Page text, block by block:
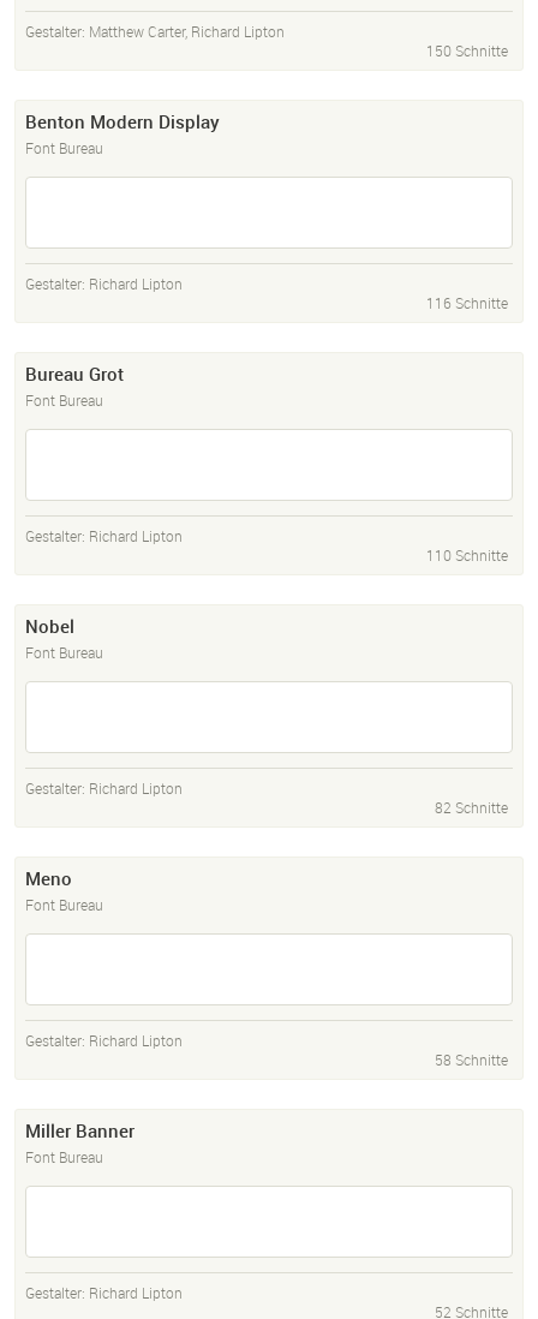
Gestalter: Matthew Carter, Richard Lipton
150 Schnitte
Benton Modern Display
Font Bureau
Gestalter: Richard Lipton
116 Schnitte
Bureau Grot
Font Bureau
Gestalter: Richard Lipton
110 Schnitte
Nobel
Font Bureau
Gestalter: Richard Lipton
82 Schnitte
Meno
Font Bureau
Gestalter: Richard Lipton
58 Schnitte
Miller Banner
Font Bureau
Gestalter: Richard Lipton
52 Schnitte